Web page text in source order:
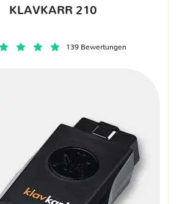
KLAVKARR 210
139 Bewertungen